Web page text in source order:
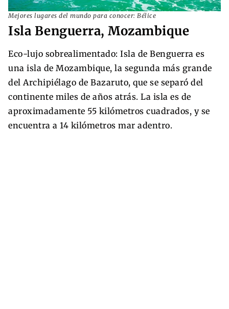
Mejores lugares del mundo para conocer: Bélice
Isla Benguerra, Mozambique
Eco-lujo sobrealimentado: Isla de Benguerra es
una isla de Mozambique, la segunda más grande
del Archipiélago de Bazaruto, que se separó del
continente miles de años atrás. La isla es de
aproximadamente 55 kilómetros cuadrados, y se
encuentra a 14 kilómetros mar adentro.